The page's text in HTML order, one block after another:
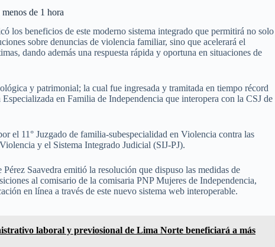
de 1 hora
los beneficios de este moderno sistema integrado que permitirá no solo
sobre denuncias de violencia familiar, sino que acelerará el
dando además una respuesta rápida y oportuna en situaciones de
y patrimonial; la cual fue ingresada y tramitada en tiempo récord
en Familia de Independencia que interopera con la CSJ de
el 11° Juzgado de familia-subespecialidad en Violencia contra las
y el Sistema Integrado Judicial (SIJ-PJ).
Saavedra emitió la resolución que dispuso las medidas de
al comisario de la comisaria PNP Mujeres de Independencia,
en línea a través de este nuevo sistema web interoperable.
laboral y previosional de Lima Norte beneficiará a más